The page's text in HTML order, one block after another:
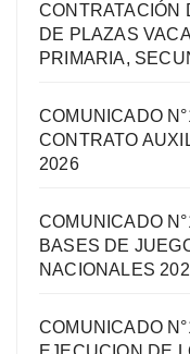
CONTRATACIÓN
DE PLAZAS
PRIMARIA,
COMUNICADO
CONTRATO
2026
COMUNICADO
BASES DE
NACIONALES
COMUNICADO